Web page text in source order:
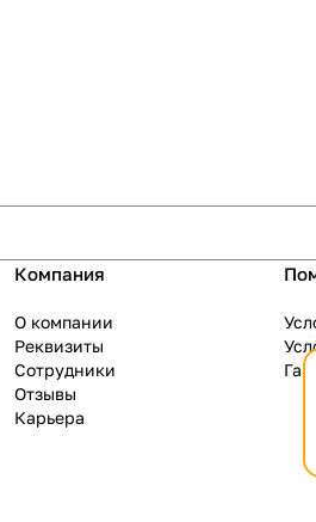
Компания
О компании
Реквизиты
Сотрудники
Отзывы
Карьера